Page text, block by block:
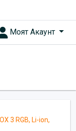
Моят Акаунт
3 RGB, Li-ion,